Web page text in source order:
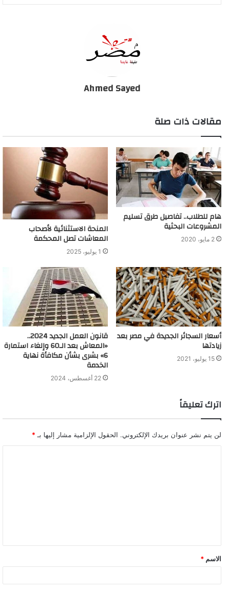
Ahmed Sayed
مقالات ذات صلة
هام للطلاب.. تفاصيل طرق تسليم
المشروعات البحثية
2 مايو، 2020
المنحة الاستثنائية لأصحاب
المعاشات تصل المحكمة
1 يوليو، 2025
أسعار السجائر الجديدة في مصر بعد
زيادتها
15 يوليو، 2021
قانون العمل الجديد 2024..
«المعاش بعد الـ60 وإلغاء استمارة
6» بشرى بشأن مكافأة نهاية
الخدمة
22 أغسطس، 2024
اترك تعليقاً
لن يتم نشر عنوان بريدك الإلكتروني. الحقول الإلزامية مشار إليها بـ *
الاسم *